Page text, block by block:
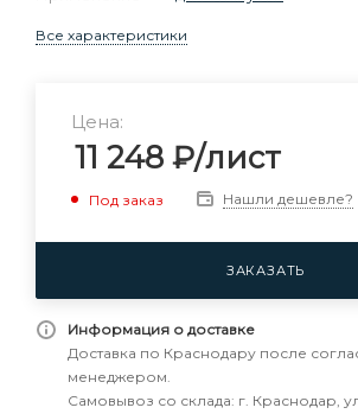
Все характеристики
Цена:
11 248 ₽/лист
Под заказ Нашли дешевле?
ЗАКАЗАТЬ
Информация о доставке
Доставка по Краснодару после
менеджером.
Самовывоз со склада: г. Краснодар,